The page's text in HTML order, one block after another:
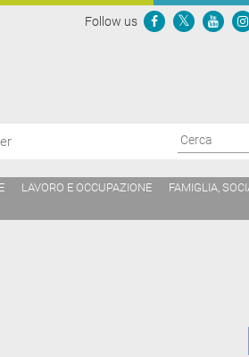
Follow us
LAVORO E OCCUPAZIONE
FAMIGLIA,